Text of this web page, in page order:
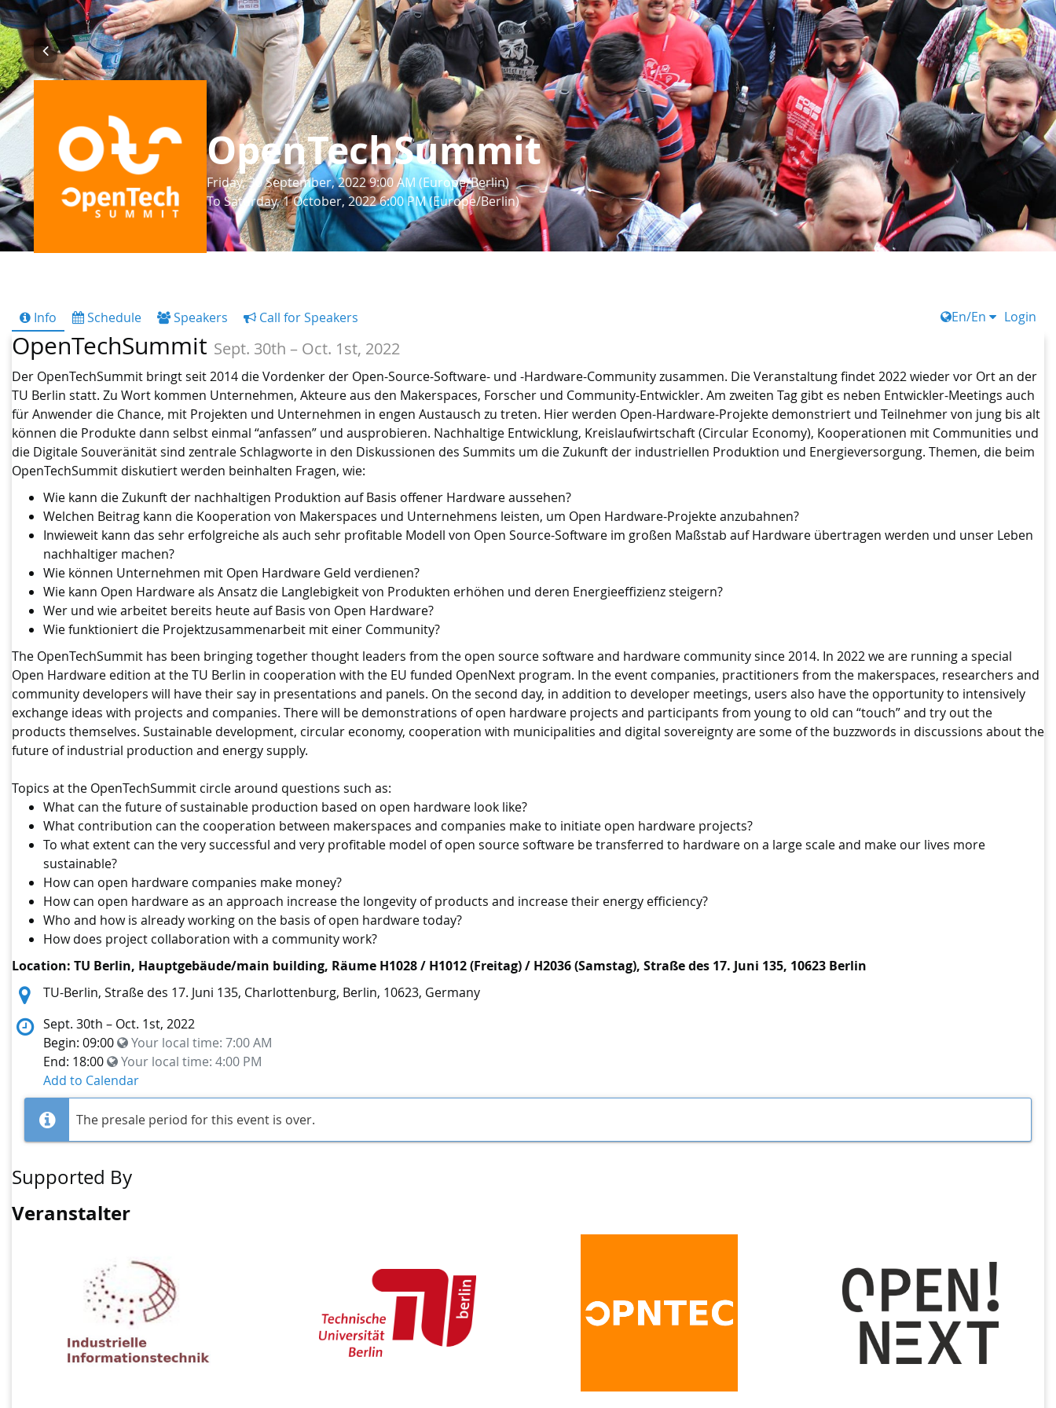
OpenTechSummit
Friday, 30 September, 2022 9:00 AM (Europe/Berlin)
To Saturday, 1 October, 2022 6:00 PM (Europe/Berlin)
Info Schedule Speakers Call for Speakers En/En Login
OpenTechSummit Sept. 30th – Oct. 1st, 2022
Der OpenTechSummit bringt seit 2014 die Vordenker der Open-Source-Software- und -Hardware-Community zusammen. Die Veranstaltung findet 2022 wieder vor Ort an der
TU Berlin statt. Zu Wort kommen Unternehmen, Akteure aus den Makerspaces, Forscher und Community-Entwickler. Am zweiten Tag gibt es neben Entwickler-Meetings auch
für Anwender die Chance, mit Projekten und Unternehmen in engen Austausch zu treten. Hier werden Open-Hardware-Projekte demonstriert und Teilnehmer von jung bis alt
können die Produkte dann selbst einmal “anfassen” und ausprobieren. Nachhaltige Entwicklung, Kreislaufwirtschaft (Circular Economy), Kooperationen mit Communities und
die Digitale Souveränität sind zentrale Schlagworte in den Diskussionen des Summits um die Zukunft der industriellen Produktion und Energieversorgung. Themen, die beim
OpenTechSummit diskutiert werden beinhalten Fragen, wie:
Wie kann die Zukunft der nachhaltigen Produktion auf Basis offener Hardware aussehen?
Welchen Beitrag kann die Kooperation von Makerspaces und Unternehmens leisten, um Open Hardware-Projekte anzubahnen?
Inwieweit kann das sehr erfolgreiche als auch sehr profitable Modell von Open Source-Software im großen Maßstab auf Hardware übertragen werden und unser Leben
nachhaltiger machen?
Wie können Unternehmen mit Open Hardware Geld verdienen?
Wie kann Open Hardware als Ansatz die Langlebigkeit von Produkten erhöhen und deren Energieeffizienz steigern?
Wer und wie arbeitet bereits heute auf Basis von Open Hardware?
Wie funktioniert die Projektzusammenarbeit mit einer Community?
The OpenTechSummit has been bringing together thought leaders from the open source software and hardware community since 2014. In 2022 we are running a special
Open Hardware edition at the TU Berlin in cooperation with the EU funded OpenNext program. In the event companies, practitioners from the makerspaces, researchers and
community developers will have their say in presentations and panels. On the second day, in addition to developer meetings, users also have the opportunity to intensively
exchange ideas with projects and companies. There will be demonstrations of open hardware projects and participants from young to old can “touch” and try out the
products themselves. Sustainable development, circular economy, cooperation with municipalities and digital sovereignty are some of the buzzwords in discussions about the
future of industrial production and energy supply.
Topics at the OpenTechSummit circle around questions such as:
What can the future of sustainable production based on open hardware look like?
What contribution can the cooperation between makerspaces and companies make to initiate open hardware projects?
To what extent can the very successful and very profitable model of open source software be transferred to hardware on a large scale and make our lives more
sustainable?
How can open hardware companies make money?
How can open hardware as an approach increase the longevity of products and increase their energy efficiency?
Who and how is already working on the basis of open hardware today?
How does project collaboration with a community work?
Location: TU Berlin, Hauptgebäude/main building, Räume H1028 / H1012 (Freitag) / H2036 (Samstag), Straße des 17. Juni 135, 10623 Berlin
Location:
TU-Berlin, Straße des 17. Juni 135, Charlottenburg, Berlin, 10623, Germany
Sept. 30th – Oct. 1st, 2022
Begin: 09:00
Your local time: 7:00 AM
End: 18:00
Your local time: 4:00 PM
Add to Calendar
The presale period for this event is over.
Supported By
Veranstalter